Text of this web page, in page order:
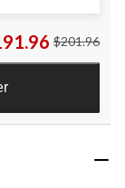
$201.96